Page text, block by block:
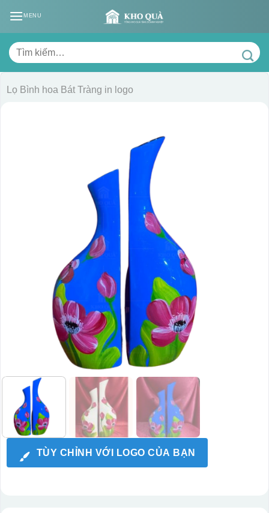
MENU
Tìm
kiếm:
Lọ Bình hoa Bát Tràng in logo
TÙY CHỈNH VỚI LOGO CỦA BẠN